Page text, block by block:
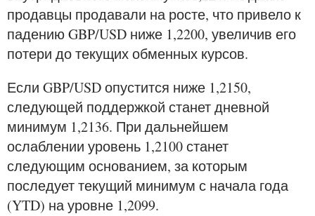
продавцы продавали на росте, что привело к
падению GBP/USD ниже 1,2200, увеличив его
потери до текущих обменных курсов.
Если GBP/USD опустится ниже 1,2150,
следующей поддержкой станет дневной
минимум 1,2136. При дальнейшем
ослаблении уровень 1,2100 станет
следующим основанием, за которым
последует текущий минимум с начала года
(YTD) на уровне 1,2099.